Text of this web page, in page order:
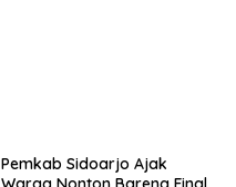
Pemkab Sidoarjo Ajak